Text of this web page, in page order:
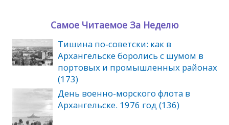
Самое Читаемое За Неделю
Тишина по‑советски: как в
Архангельске боролись с шумом в
портовых и промышленных районах
(173)
День военно-морского флота в
Архангельске. 1976 год (136)